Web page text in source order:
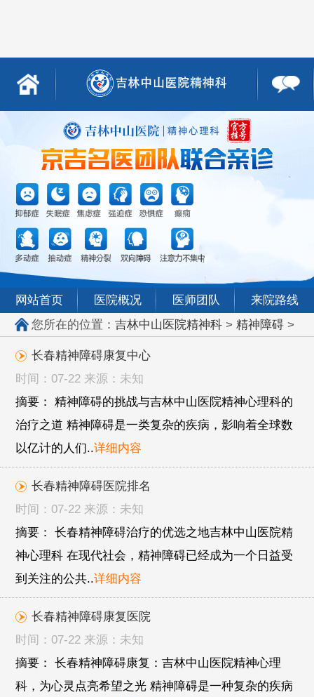
网站首页 医院概况 医师团队
来院路线
您所在的位置： 吉林中山医院精神科> 精神障碍>
长春精神障碍康复中心
时间：07-22 来源：未知
摘要： 精神障碍的挑战与吉林中山医院精神心理科的
治疗之道 精神障碍是一类复杂的疾病，影响着全球数
以亿计的人们..详细内容
长春精神障碍医院排名
时间：07-22 来源：未知
摘要： 长春精神障碍治疗的优选之地吉林中山医院精
神心理科 在现代社会，精神障碍已经成为一个日益受
到关注的公共..详细内容
长春精神障碍康复医院
时间：07-22 来源：未知
摘要： 长春精神障碍康复：吉林中山医院精神心理
科，为心灵点亮希望之光 精神障碍是一种复杂的疾病